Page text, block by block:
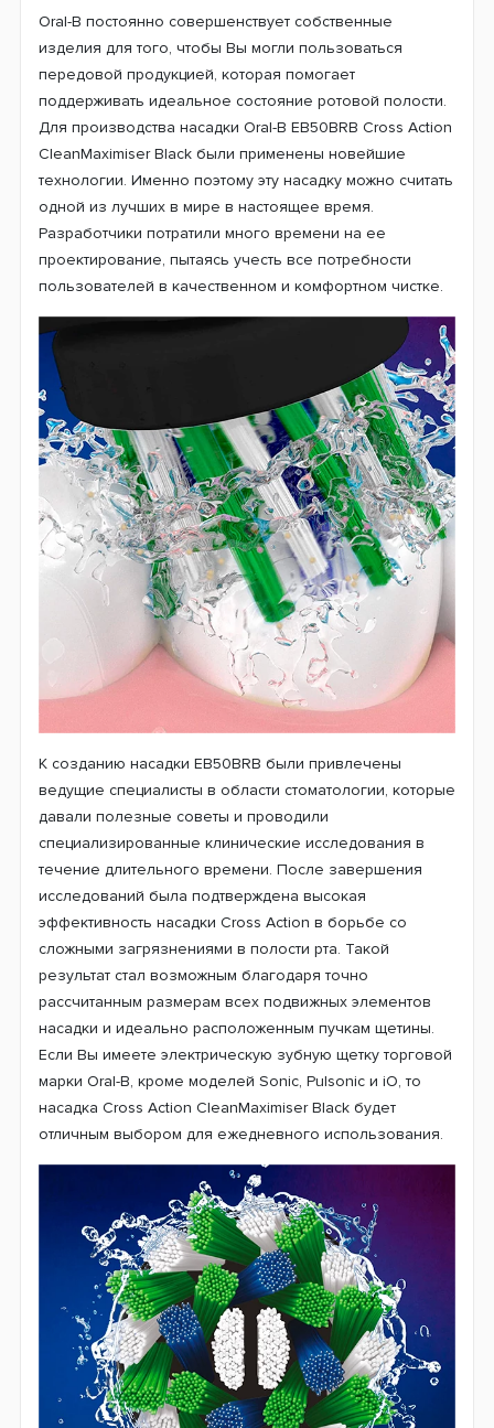
Oral-B постоянно совершенствует собственные
изделия для того, чтобы Вы могли пользоваться
передовой продукцией, которая помогает
поддерживать идеальное состояние ротовой полости.
Для производства насадки Oral-B EB50BRB Cross Action
CleanMaximiser Black были применены новейшие
технологии. Именно поэтому эту насадку можно считать
одной из лучших в мире в настоящее время.
Разработчики потратили много времени на ее
проектирование, пытаясь учесть все потребности
пользователей в качественном и комфортном чистке.
К созданию насадки EB50BRB были привлечены
ведущие специалисты в области стоматологии, которые
давали полезные советы и проводили
специализированные клинические исследования в
течение длительного времени. После завершения
исследований была подтверждена высокая
эффективность насадки Cross Action в борьбе со
сложными загрязнениями в полости рта. Такой
результат стал возможным благодаря точно
рассчитанным размерам всех подвижных элементов
насадки и идеально расположенным пучкам щетины.
Если Вы имеете электрическую зубную щетку торговой
марки Oral-B, кроме моделей Sonic, Pulsonic и iO, то
насадка Cross Action CleanMaximiser Black будет
отличным выбором для ежедневного использования.